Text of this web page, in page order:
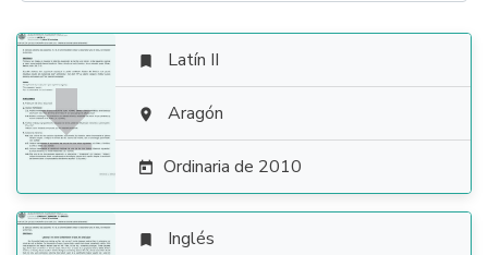

 Latín II
 Aragón
 Ordinaria de 2010
 Inglés